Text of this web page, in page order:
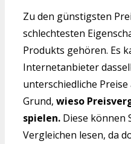
Zu den günstigsten
schlechtesten
Produkts gehören. Es
Internetanbieter
unterschiedliche
Grund, wieso
spielen. Diese können
Vergleichen lesen, da